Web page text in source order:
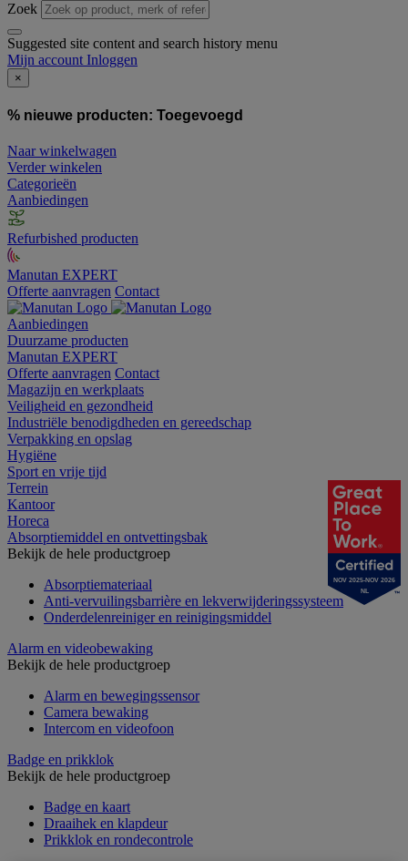
Zoek
Suggested site content and search history menu
Mijn account Inloggen
×
% nieuwe producten: Toegevoegd
Naar winkelwagen
Verder winkelen
Categorieën
Aanbiedingen
Refurbished producten
Manutan EXPERT
Offerte aanvragen Contact
Aanbiedingen
Duurzame producten
Manutan EXPERT
Offerte aanvragen Contact
Magazijn en werkplaats
Veiligheid en gezondheid
Industriële benodigdheden en gereedschap
Verpakking en opslag
Hygiëne
Sport en vrije tijd
Terrein
Kantoor
Horeca
Absorptiemiddel en ontvettingsbak
Bekijk de hele productgroep
Absorptiemateriaal
Anti-vervuilingsbarrière en lekverwijderingssysteem
Onderdelenreiniger en reinigingsmiddel
Alarm en videobewaking
Bekijk de hele productgroep
Alarm en bewegingssensor
Camera bewaking
Intercom en videofoon
Badge en prikklok
Bekijk de hele productgroep
Badge en kaart
Draaihek en klapdeur
Prikklok en rondecontrole
NOV 2025-NOV 2026
NL